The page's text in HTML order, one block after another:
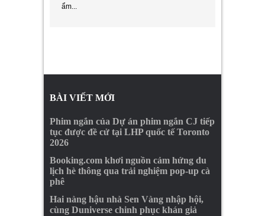
ẩm...
BÀI VIẾT MỚI
Phim ngắn của Dự án phim ngắn CJ tiếp
tục được đề cử tại LHP quốc tế Toronto
2026
Booking.com khơi nguồn cảm hứng du
lịch hè thông qua trải nghiệm pop-up cà
phê
Hai nàng hậu nhà Sen Vàng nhập hội,
cùng Duniverse chinh phục khán giả